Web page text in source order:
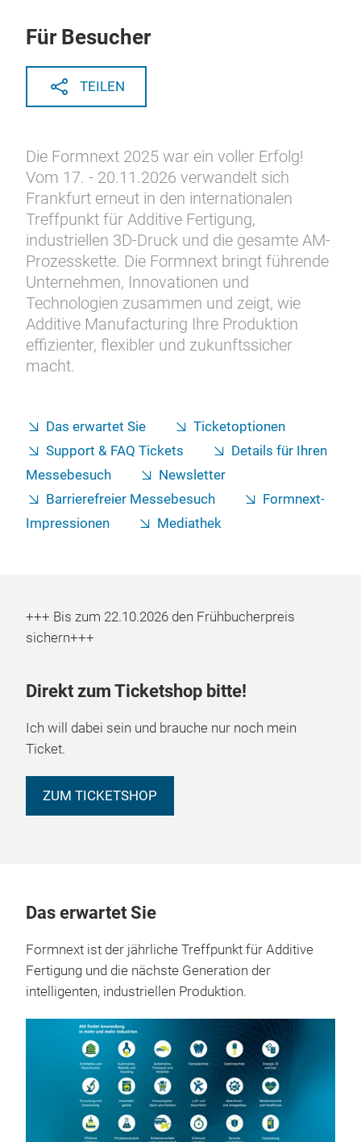
Für Besucher
TEILEN
Die Formnext 2025 war ein voller Erfolg!
Vom 17. - 20.11.2026 verwandelt sich
Frankfurt erneut in den internationalen
Treffpunkt für Additive Fertigung,
industriellen 3D-Druck und die gesamte AM-
Prozesskette. Die Formnext bringt führende
Unternehmen, Innovationen und
Technologien zusammen und zeigt, wie
Additive Manufacturing Ihre Produktion
effizienter, flexibler und zukunftssicher
macht.
Das erwartet Sie
Ticketoptionen
Support & FAQ Tickets
Details für Ihren
Messebesuch
Newsletter
Barrierefreier Messebesuch
Formnext-
Impressionen
Mediathek
+++ Bis zum 22.10.2026 den Frühbucherpreis
sichern+++
Direkt zum Ticketshop bitte!
Ich will dabei sein und brauche nur noch mein
Ticket.
ZUM TICKETSHOP
Das erwartet Sie
Formnext ist der jährliche Treffpunkt für Additive
Fertigung und die nächste Generation der
intelligenten, industriellen Produktion.